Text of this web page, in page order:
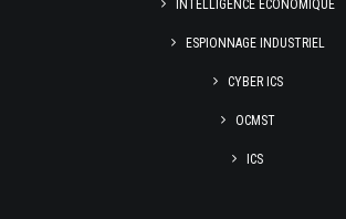
INTELLIGENCE ÉCONOMIQUE
ESPIONNAGE INDUSTRIEL
CYBER ICS
OCMST
ICS